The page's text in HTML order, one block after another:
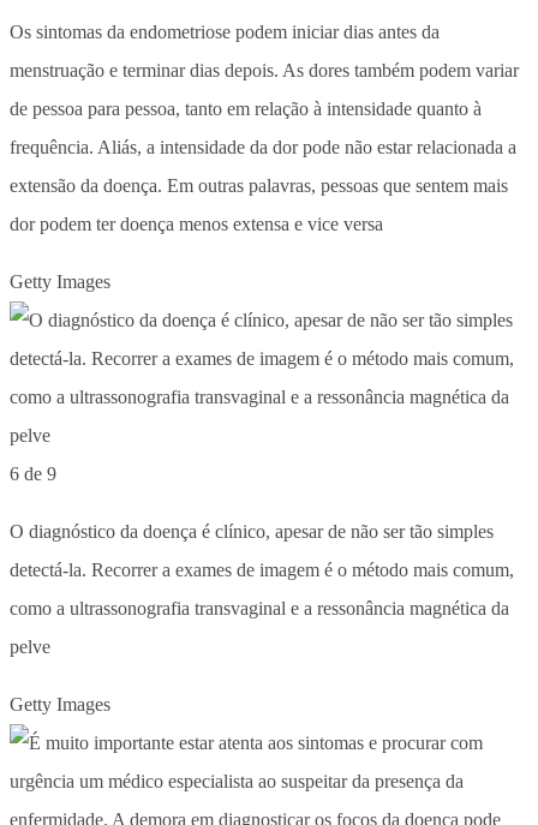
Os sintomas da endometriose podem iniciar dias antes da
menstruação e terminar dias depois. As dores também podem variar
de pessoa para pessoa, tanto em relação à intensidade quanto à
frequência. Aliás, a intensidade da dor pode não estar relacionada a
extensão da doença. Em outras palavras, pessoas que sentem mais
dor podem ter doença menos extensa e vice versa
Getty Images
6 de 9
O diagnóstico da doença é clínico, apesar de não ser tão simples
detectá-la. Recorrer a exames de imagem é o método mais comum,
como a ultrassonografia transvaginal e a ressonância magnética da
pelve
Getty Images